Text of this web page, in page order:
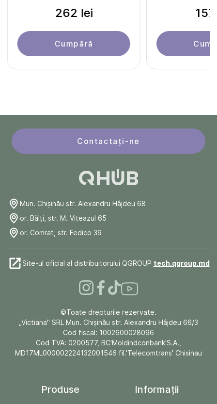
262 lei
Cumpără
Contactați-ne
Mun. Chişinău str. Alexandru Hâjdeu 68
or. Bălți, str. M. Viteazul 65
or. Comrat, str. Fedico 39
Site-ul oficial al distribuitorului QGROUP tech.qgroup.md
©Toate drepturile rezervate.
„Victiana" SRL Mun. Chişinău str. Alexandru Hâjdeu 66/3
Cod fiscal: 1002600028096
Cod TVA: 0200577, BC'Moldindconbank'S.A.,
MD17ML000002224132001546 fil.'Telecomtrans' Chisinau
Produse Informații